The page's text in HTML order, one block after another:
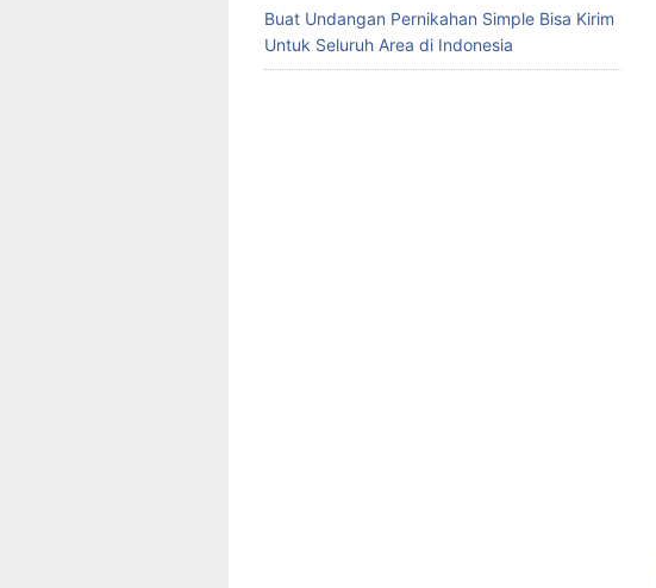
Buat Undangan Pernikahan Simple Bisa Kirim
Untuk Seluruh Area di Indonesia